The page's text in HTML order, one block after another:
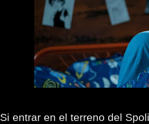
Si entrar en el terreno del